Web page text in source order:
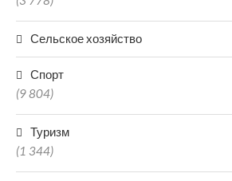
Сельское хозяйство
Спорт
(9 804)
Туризм
(1 344)